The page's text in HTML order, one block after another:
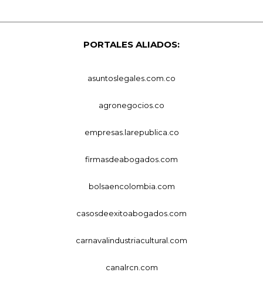
PORTALES ALIADOS:
asuntoslegales.com.co
agronegocios.co
empresas.larepublica.co
firmasdeabogados.com
bolsaencolombia.com
casosdeexitoabogados.com
carnavalindustriacultural.com
canalrcn.com